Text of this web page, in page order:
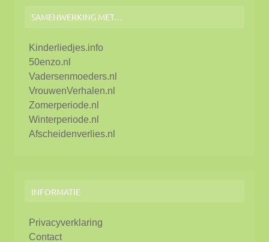
SAMENWERKING MET…
Kinderliedjes.info
50enzo.nl
Vadersenmoeders.nl
VrouwenVerhalen.nl
Zomerperiode.nl
Winterperiode.nl
Afscheidenverlies.nl
INFORMATIE
Privacyverklaring
Contact